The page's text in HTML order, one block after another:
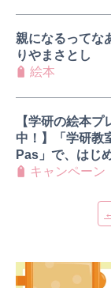
親になるってなあに？
りやまさとし
絵本
【学研の絵本
中！】「学研教
Pas」で、はじ
ュー♪キャンペーン